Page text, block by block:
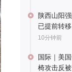
陕西山阳
已提前转移
10分钟前
国际｜美
椅攻击反被